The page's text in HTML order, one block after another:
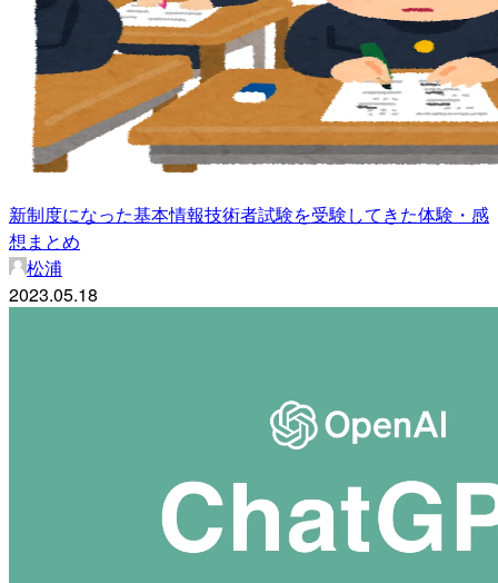
新制度になった基本情報技術者試験を受験してきた体験・感
想まとめ
松浦
2023.05.18